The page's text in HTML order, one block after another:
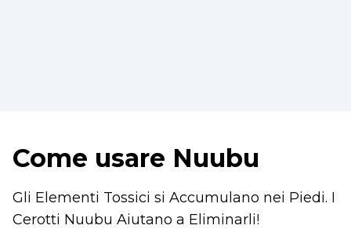
Come usare Nuubu
Gli Elementi Tossici si Accumulano nei Piedi. I
Cerotti Nuubu Aiutano a Eliminarli!